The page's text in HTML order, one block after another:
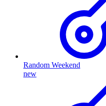
Random Weekend
new